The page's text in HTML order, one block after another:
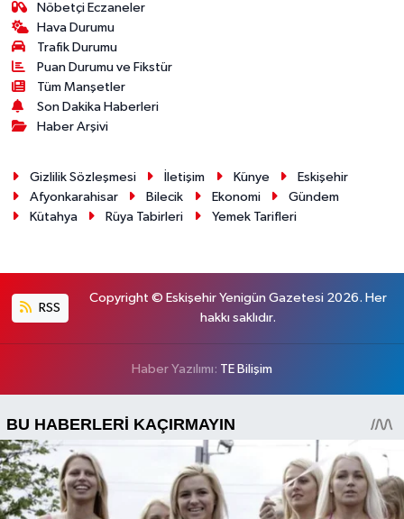
Nöbetçi Eczaneler
Hava Durumu
Trafik Durumu
Puan Durumu ve Fikstür
Tüm Manşetler
Son Dakika Haberleri
Haber Arşivi
Gizlilik Sözleşmesi İletişim Künye
Eskişehir
Afyonkarahisar
Bilecik Ekonomi
Gündem
Kütahya
Rüya Tabirleri Yemek Tarifleri
RSS
Copyright © Eskişehir Yenigün Gazetesi 2026. Her
hakkı saklıdır.
Haber Yazılımı: TE Bilişim